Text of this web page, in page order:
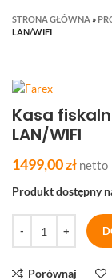
STRONA GŁÓWNA »
LAN/WIFI
Kasa
LAN/WIFI
1499,00zł netto
Produkt dostępny
Porównaj